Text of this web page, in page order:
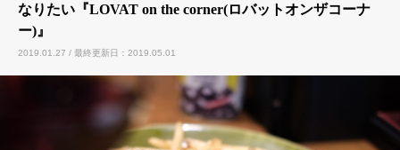
なりたい『LOVAT on the corner(ロバットオンザコーナ
ー)』
2019.01.27 / 最終更新日：2019.05.01